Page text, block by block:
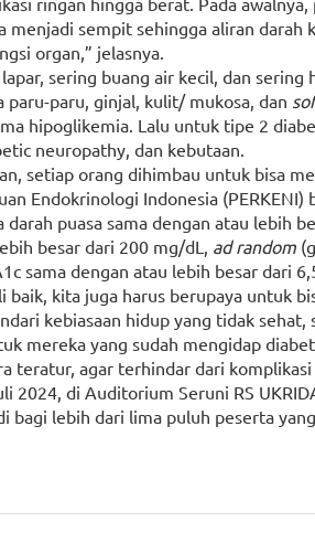
sempit sehingga aliran darah
organ,” jelasnya.
sering buang air kecil, dan sering
paru, ginjal, kulit/ mukosa, dan
hipoglikemia. Lalu untuk tipe 2
neuropathy, dan kebutaan.
setiap orang dihimbau untuk bisa
Endokrinologi Indonesia (PERKENI)
puasa sama dengan atau lebih
besar dari 200 mg/dL, ad random
sama dengan atau lebih besar dari
baik, kita juga harus berupaya untuk
kebiasaan hidup yang tidak sehat,
mereka yang sudah mengidap
teratur, agar terhindar dari
2024, di Auditorium Seruni RS
bagi lebih dari lima puluh peserta